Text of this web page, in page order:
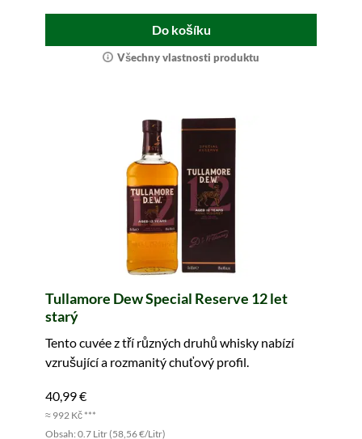
Do košíku
Všechny vlastnosti produktu
Tullamore Dew Special Reserve 12 let
starý
Tento cuvée z tří různých druhů whisky nabízí
vzrušující a rozmanitý chuťový profil.
40,99 €
≈ 992 Kč ***
Obsah: 0.7 Litr (58,56 €/Litr)